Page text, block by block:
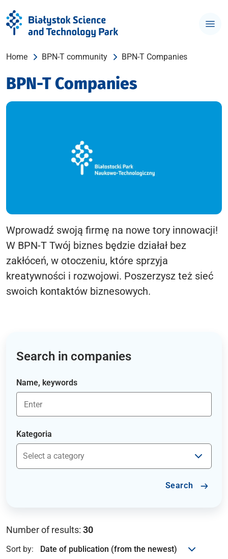
Home BPN-T community BPN-T Companies
BPN-T Companies
Wprowadź swoją firmę na nowe tory innowacji!
W BPN-T Twój biznes będzie działał bez
zakłóceń, w otoczeniu, które sprzyja
kreatywności i rozwojowi. Poszerzysz też sieć
swoich kontaktów biznesowych.
Search in companies
Name, keywords
Kategoria
Search
Number of results: 30
Sort by: